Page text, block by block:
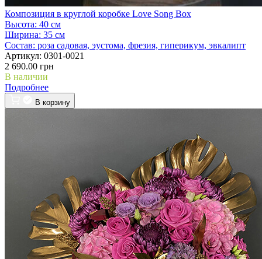
Композиция в круглой коробке Love Song Box
Высота: 40 см
Ширина: 35 см
Состав: роза садовая, эустома, фрезия, гиперикум, эвкалипт
Артикул: 0301-0021
2 690.00 грн
В наличии
Подробнее
В корзину